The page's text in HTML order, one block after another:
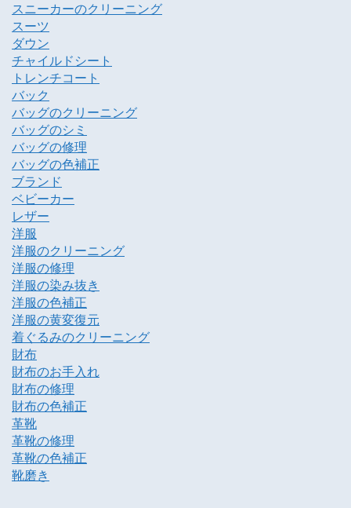
スニーカーのクリーニング
スーツ
ダウン
チャイルドシート
トレンチコート
バック
バッグのクリーニング
バッグのシミ
バッグの修理
バッグの色補正
ブランド
ベビーカー
レザー
洋服
洋服のクリーニング
洋服の修理
洋服の染み抜き
洋服の色補正
洋服の黄変復元
着ぐるみのクリーニング
財布
財布のお手入れ
財布の修理
財布の色補正
革靴
革靴の修理
革靴の色補正
靴磨き